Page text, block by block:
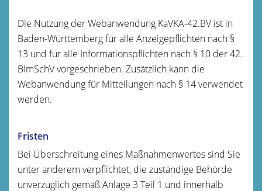
Die Nutzung der Webanwendung KaVKA-42.BV ist in
Baden-Württemberg für alle Anzeigepflichten nach §
13 und für alle Informationspflichten nach § 10 der 42.
BImSchV vorgeschrieben. Zusätzlich kann die
Webanwendung für Mitteilungen nach § 14 verwendet
werden.
Fristen
Bei Überschreitung eines Maßnahmenwertes sind Sie
unter anderem verpflichtet, die zuständige Behörde
unverzüglich gemäß Anlage 3 Teil 1 und innerhalb